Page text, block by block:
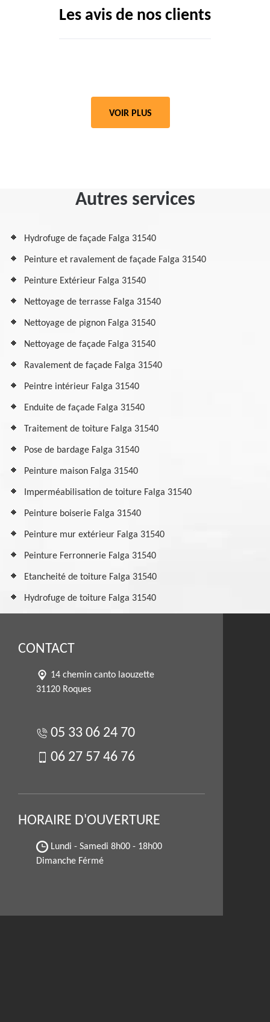
Les avis de nos clients
VOIR PLUS
Autres services
Hydrofuge de façade Falga 31540
Peinture et ravalement de façade Falga 31540
Peinture Extérieur Falga 31540
Nettoyage de terrasse Falga 31540
Nettoyage de pignon Falga 31540
Nettoyage de façade Falga 31540
Ravalement de façade Falga 31540
Peintre intérieur Falga 31540
Enduite de façade Falga 31540
Traitement de toiture Falga 31540
Pose de bardage Falga 31540
Peinture maison Falga 31540
Imperméabilisation de toiture Falga 31540
Peinture boiserie Falga 31540
Peinture mur extérieur Falga 31540
Peinture Ferronnerie Falga 31540
Etancheité de toiture Falga 31540
Hydrofuge de toiture Falga 31540
CONTACT
14 chemin canto laouzette
31120 Roques
05 33 06 24 70
06 27 57 46 76
HORAIRE D'OUVERTURE
Lundi - Samedi 8h00 - 18h00
Dimanche Férmé